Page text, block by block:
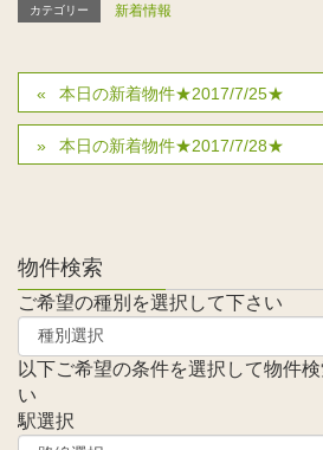
カテゴリー 新着情報
本日の新着物件★2017/7/25★
本日の新着物件★2017/7/28★
物件検索
ご希望の種別を選択して下さい
以下ご希望の条件を選択して物件
い
駅選択